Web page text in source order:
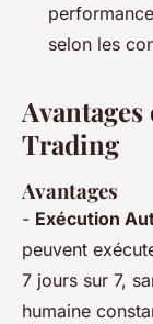
selon les
Trading
Avantages
- Exécution
peuvent
7 jours sur 7,
humaine